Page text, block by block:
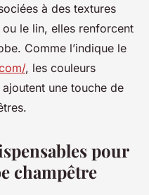
à des textures
le lin, elles renforcent
Comme l’indique le
, les couleurs
une touche de
pour
champêtre